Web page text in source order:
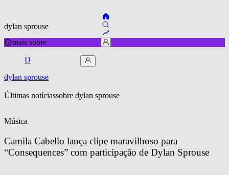
dylan sprouse
mais sobre
D
dylan sprouse
Últimas notíciassobre dylan sprouse
Música
Camila Cabello lança clipe maravilhoso para
“Consequences” com participação de Dylan Sprouse